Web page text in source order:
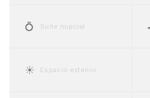
💍 Suite nupcial
☀️ Espacio exterior